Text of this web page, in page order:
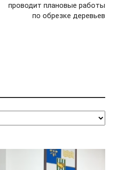
проводит плановые работы
по обрезке деревьев